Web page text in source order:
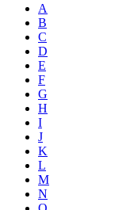
A
B
C
D
E
F
G
H
I
J
K
L
M
N